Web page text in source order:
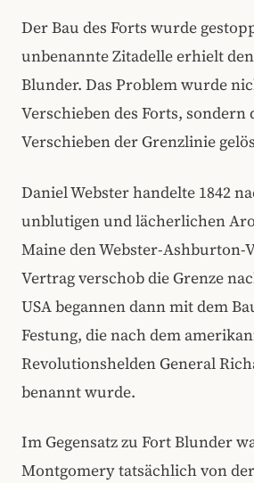
Der Bau des Forts wurde
unbenannte Zitadelle erhielt
Blunder. Das Problem wurde
Verschieben des Forts, sondern
Verschieben der Grenzlinie
Daniel Webster handelte 1842
unblutigen und lächerlichen
Maine den Webster-Ashburton-
Vertrag verschob die Grenze
USA begannen dann mit dem
Festung, die nach dem
Revolutionshelden General
benannt wurde.
Im Gegensatz zu Fort Blunder
Montgomery tatsächlich von